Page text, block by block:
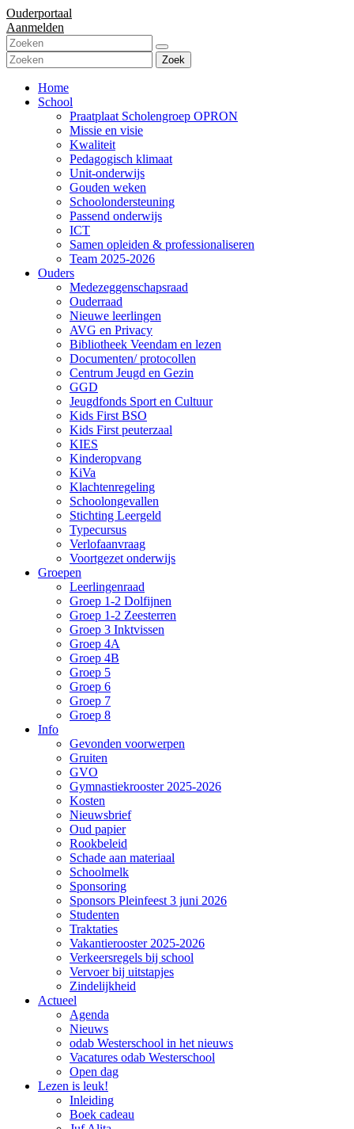
Ouderportaal
Aanmelden
Zoek
Home
School
Praatplaat Scholengroep OPRON
Missie en visie
Kwaliteit
Pedagogisch klimaat
Unit-onderwijs
Gouden weken
Schoolondersteuning
Passend onderwijs
ICT
Samen opleiden & professionaliseren
Team 2025-2026
Ouders
Medezeggenschapsraad
Ouderraad
Nieuwe leerlingen
AVG en Privacy
Bibliotheek Veendam en lezen
Documenten/ protocollen
Centrum Jeugd en Gezin
GGD
Jeugdfonds Sport en Cultuur
Kids First BSO
Kids First peuterzaal
KIES
Kinderopvang
KiVa
Klachtenregeling
Schoolongevallen
Stichting Leergeld
Typecursus
Verlofaanvraag
Voortgezet onderwijs
Groepen
Leerlingenraad
Groep 1-2 Dolfijnen
Groep 1-2 Zeesterren
Groep 3 Inktvissen
Groep 4A
Groep 4B
Groep 5
Groep 6
Groep 7
Groep 8
Info
Gevonden voorwerpen
Gruiten
GVO
Gymnastiekrooster 2025-2026
Kosten
Nieuwsbrief
Oud papier
Rookbeleid
Schade aan materiaal
Schoolmelk
Sponsoring
Sponsors Pleinfeest 3 juni 2026
Studenten
Traktaties
Vakantierooster 2025-2026
Verkeersregels bij school
Vervoer bij uitstapjes
Zindelijkheid
Actueel
Agenda
Nieuws
odab Westerschool in het nieuws
Vacatures odab Westerschool
Open dag
Lezen is leuk!
Inleiding
Boek cadeau